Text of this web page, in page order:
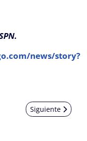
news/story?
¿Cuál fue el Verdadero
Artículo
Siguiente